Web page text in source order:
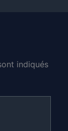
indiqués